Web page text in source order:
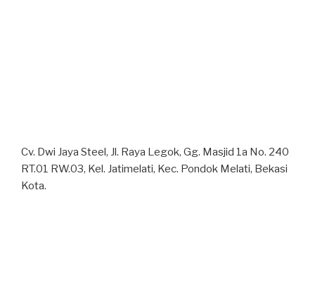
Cv. Dwi Jaya Steel, Jl. Raya Legok, Gg. Masjid 1a No. 240
RT.01 RW.03, Kel. Jatimelati, Kec. Pondok Melati, Bekasi
Kota.